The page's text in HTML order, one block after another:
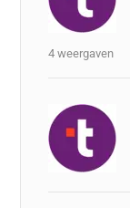
4 weergaven